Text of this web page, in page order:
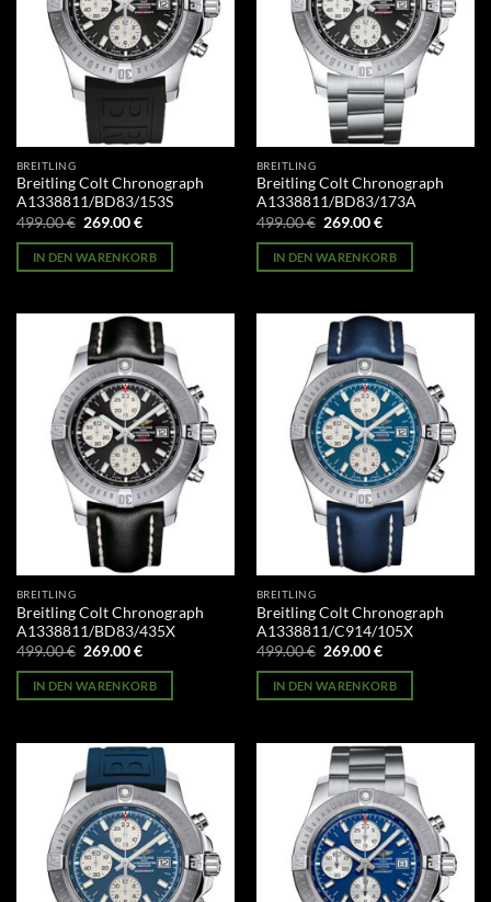
BREITLING
Breitling Colt Chronograph
A1338811/BD83/153S
499.00€ Ursprünglicher
war:
499.00 €
269.00€Aktueller
ist:
269.00 €.
IN DEN WARENKORB
BREITLING
Breitling Colt Chronograph
A1338811/BD83/173A
499.00€ Ursprünglicher
war:
499.00 €
269.00€Aktueller
ist:
269.00 €.
IN DEN WARENKORB
BREITLING
Breitling Colt Chronograph
A1338811/BD83/435X
499.00€ Ursprünglicher
war:
499.00 €
269.00€Aktueller
ist:
269.00 €.
IN DEN WARENKORB
BREITLING
Breitling Colt Chronograph
A1338811/C914/105X
499.00€ Ursprünglicher
war:
499.00 €
269.00€Aktueller
ist:
269.00 €.
IN DEN WARENKORB